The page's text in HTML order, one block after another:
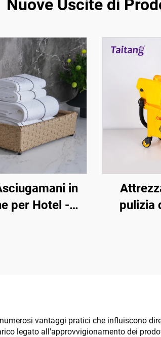
Nuove Uscite di
in
per Hotel -
pulizia
vantaggi pratici che influiscono
legato all'approvvigionamento dei